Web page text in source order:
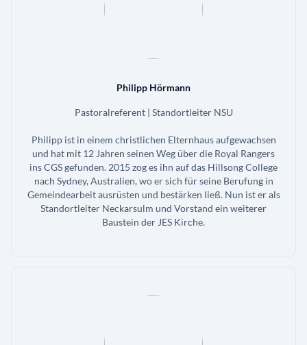
Philipp Hörmann
Pastoralreferent | Standortleiter NSU
Philipp ist in einem christlichen Elternhaus aufgewachsen
und hat mit 12 Jahren seinen Weg über die Royal Rangers
ins CGS gefunden. 2015 zog es ihn auf das Hillsong College
nach Sydney, Australien, wo er sich für seine Berufung in
Gemeindearbeit ausrüsten und bestärken ließ. Nun ist er als
Standortleiter Neckarsulm und Vorstand ein weiterer
Baustein der JES Kirche.